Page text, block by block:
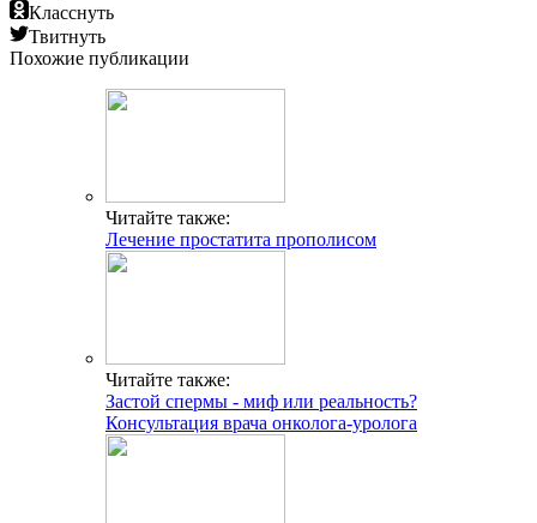
Класснуть
Твитнуть
Похожие публикации
Читайте также:
Лечение простатита прополисом
Читайте также:
Застой спермы - миф или реальность?
Консультация врача онколога-уролога